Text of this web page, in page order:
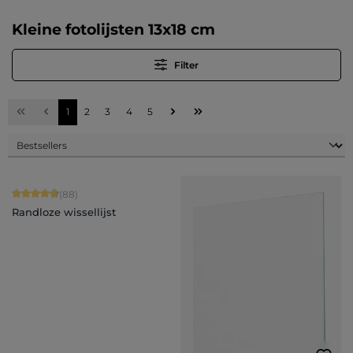
Kleine fotolijsten 13x18 cm
Filter
Pagina
1 Pagina
2 Pagina
3 Pagina
4 Pagina
5
Gemiddelde waardering van 4.84 van 5 sterren
(88)
Randloze wissellijst